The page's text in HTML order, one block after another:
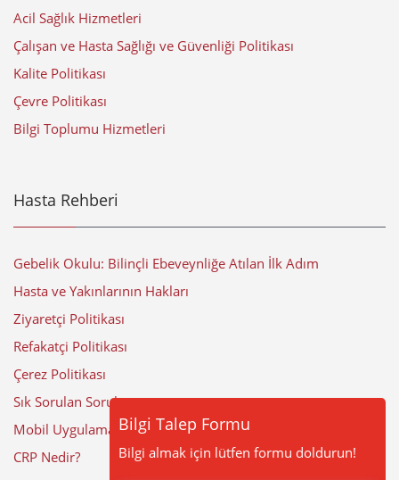
Bilgi Talep Formu
Bilgi almak için lütfen formu doldurun!
Acil Sağlık Hizmetleri
Çalışan ve Hasta Sağlığı ve Güvenliği Politikası
Kalite Politikası
Çevre Politikası
Bilgi Toplumu Hizmetleri
Hasta Rehberi
Gebelik Okulu: Bilinçli Ebeveynliğe Atılan İlk Adım
Hasta ve Yakınlarının Hakları
Ziyaretçi Politikası
Refakatçi Politikası
Çerez Politikası
Sık Sorulan Sorular
Mobil Uygulama
CRP Nedir?